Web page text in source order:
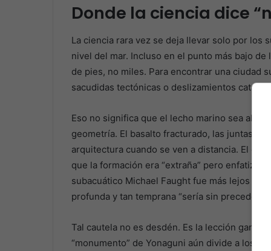
Donde la ciencia dice
La ciencia rara vez se deja llevar solo por los
nivel del mar. Incluso en el punto más bajo
de pies, no miles. Para encontrar una ciudad
sacudidas tectónicas o deslizamientos
Eso no significa que el lecho marino sea
geometría. El basalto fracturado, las juntas
arquitectura cuando se ven a distancia. El
que la formación era “extraña” pero enfatizó
subacuático Michael Faught fue más lejos al
profunda y tan temprana “sería sin
Tal cautela no es desdén. Es la lección
“monumento” de Yonaguni aún divide a los